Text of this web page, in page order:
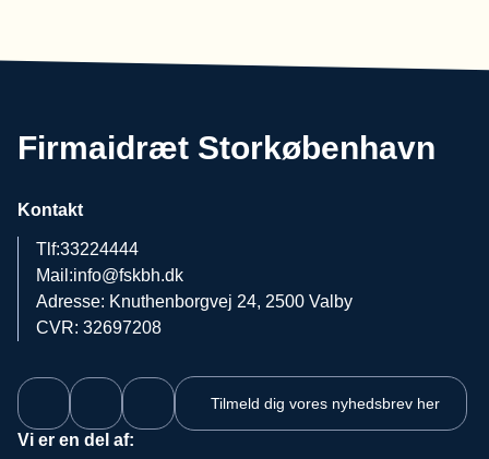
Firmaidræt Storkøbenhavn
Kontakt
Tlf:33224444
Mail:info@fskbh.dk
Adresse: Knuthenborgvej 24, 2500 Valby
CVR: 32697208
Tilmeld dig vores nyhedsbrev her
Vi er en del af: